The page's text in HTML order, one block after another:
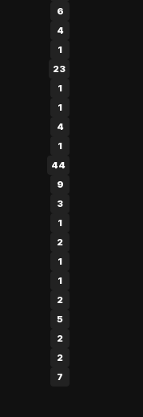
6
4
1
23
1
1
4
1
44
9
3
1
2
1
1
2
5
2
2
7